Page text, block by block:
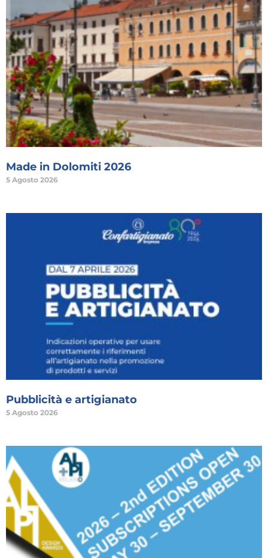
Made in Dolomiti 2026
5 Agosto 2026
Pubblicità e artigianato
5 Agosto 2026